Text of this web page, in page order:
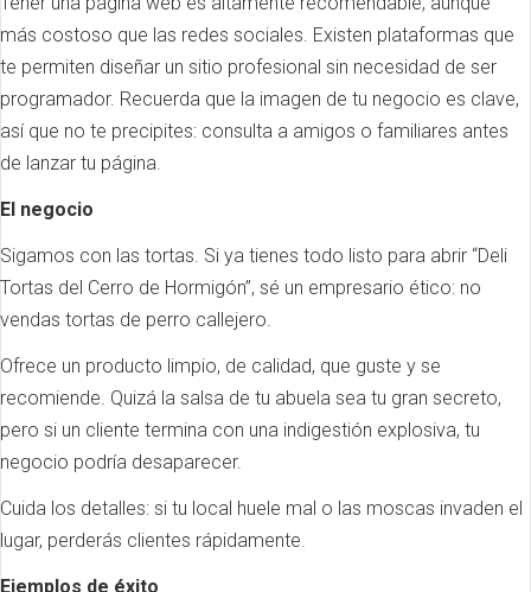
más costoso que las redes sociales. Existen plataformas que
te permiten diseñar un sitio profesional sin necesidad de ser
programador. Recuerda que la imagen de tu negocio es clave,
así que no te precipites: consulta a amigos o familiares antes
de lanzar tu página.
El negocio
Sigamos con las tortas. Si ya tienes todo listo para abrir “Deli
Tortas del Cerro de Hormigón”, sé un empresario ético: no
vendas tortas de perro callejero.
Ofrece un producto limpio, de calidad, que guste y se
recomiende. Quizá la salsa de tu abuela sea tu gran secreto,
pero si un cliente termina con una indigestión explosiva, tu
negocio podría desaparecer.
Cuida los detalles: si tu local huele mal o las moscas invaden el
lugar, perderás clientes rápidamente.
Ejemplos de éxito